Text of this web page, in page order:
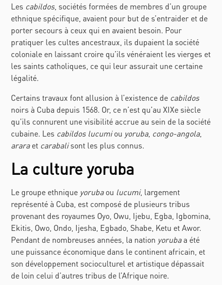
Les cabildos, sociétés formées de membres d’un groupe
ethnique spécifique, avaient pour but de s’entraider et de
porter secours à ceux qui en avaient besoin. Pour
pratiquer les cultes ancestraux, ils dupaient la société
coloniale en laissant croire qu’ils vénéraient les vierges et
les saints catholiques, ce qui leur assurait une certaine
légalité.
Certains travaux font allusion à l’existence de cabildos
noirs à Cuba depuis 1568. Or, ce n’est qu’au XIXe siècle
qu’ils connurent une visibilité accrue au sein de la société
cubaine. Les cabildos lucumiou yoruba, congo-angola,
araraet carabalisont les plus connus.
La culture yoruba
Le groupe ethnique yorubaou lucumi, largement
représenté à Cuba, est composé de plusieurs tribus
provenant des royaumes Oyo, Owu, Ijebu, Egba, Igbomina,
Ekitis, Owo, Ondo, Ijesha, Egbado, Shabe, Ketu et Awor.
Pendant de nombreuses années, la nation yorubaa été
une puissance économique dans le continent africain, et
son développement socioculturel et artistique dépassait
de loin celui d’autres tribus de l’Afrique noire.